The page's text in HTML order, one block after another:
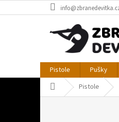
na
Pistole Pušky
Domů Pistole